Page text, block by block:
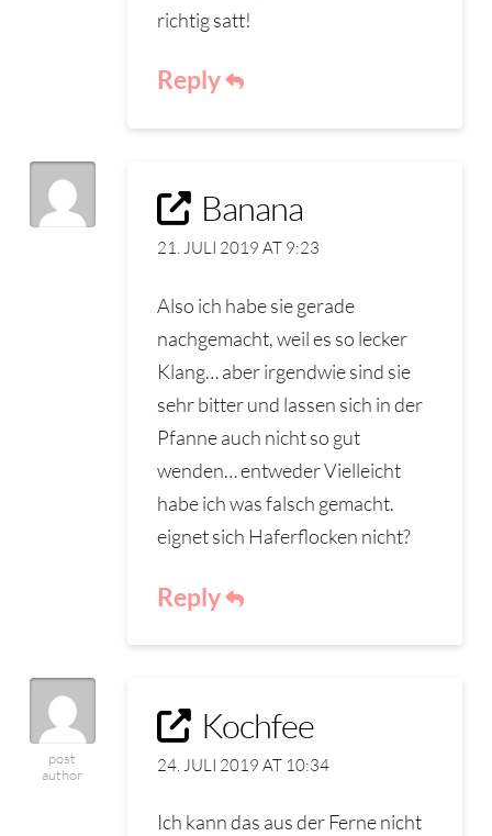
richtig satt!
Reply
Banana
21. JULI 2019 AT 9:23
Also ich habe sie gerade
nachgemacht, weil es so lecker
Klang… aber irgendwie sind sie
sehr bitter und lassen sich in der
Pfanne auch nicht so gut
wenden… entweder Vielleicht
habe ich was falsch gemacht.
eignet sich Haferflocken nicht?
Reply
post
author
Kochfee
24. JULI 2019 AT 10:34
Ich kann das aus der Ferne nicht